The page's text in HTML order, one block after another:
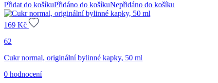
Přidat do košíkuPřidáno do košíkuNepřidáno do košíku
169 Kč
62
Cukr normal, originální bylinné kapky, 50 ml
0 hodnocení